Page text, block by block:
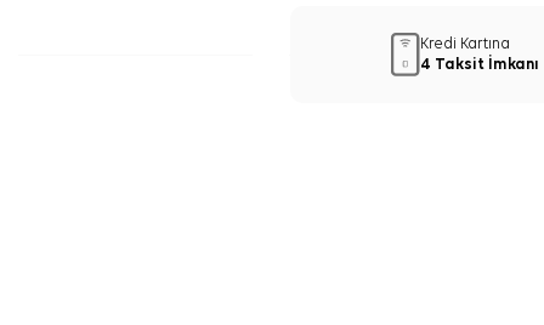
Kredi Kartına
4 Taksit İmkanı